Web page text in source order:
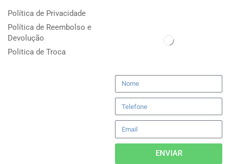
Política de Privacidade
Política de Reembolso e
Devolução
Politica de Troca
ENVIAR